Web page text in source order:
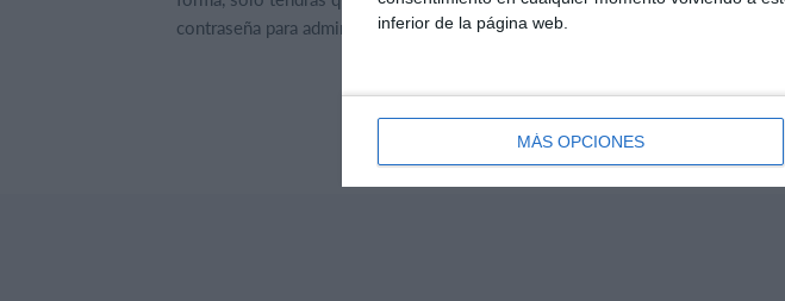
inferior de la página web.
MÁS OPCIONES
contraseña para administrar ambos perfiles.